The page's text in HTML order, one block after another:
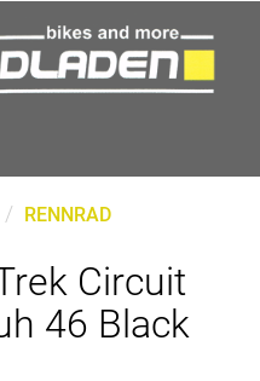
RENNRAD
Circuit
46 Black